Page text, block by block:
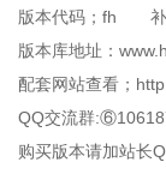
版本代码；fh 补
版本库地址：
配套网站查看；
QQ交流群
购买版本请加站